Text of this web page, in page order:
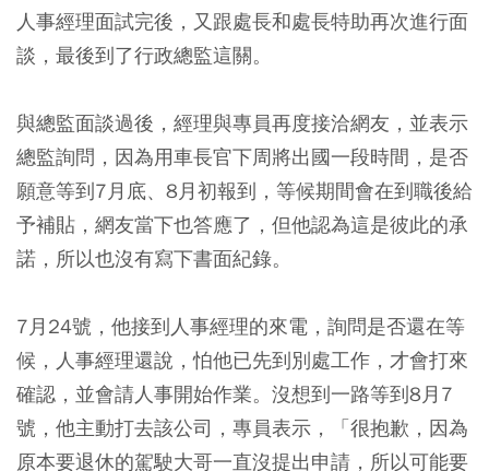
人事經理面試完後，又跟處長和處長特助再次進行面
談，最後到了行政總監這關。
與總監面談過後，經理與專員再度接洽網友，並表示
總監詢問，因為用車長官下周將出國一段時間，是否
願意等到7月底、8月初報到，等候期間會在到職後給
予補貼，網友當下也答應了，但他認為這是彼此的承
諾，所以也沒有寫下書面紀錄。
7月24號，他接到人事經理的來電，詢問是否還在等
候，人事經理還說，怕他已先到別處工作，才會打來
確認，並會請人事開始作業。沒想到一路等到8月7
號，他主動打去該公司，專員表示，「很抱歉，因為
原本要退休的駕駛大哥一直沒提出申請，所以可能要